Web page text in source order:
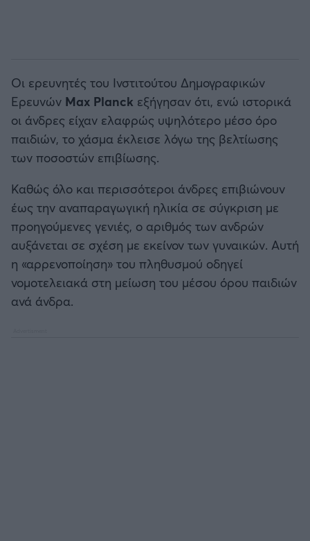
Οι ερευνητές του Ινστιτούτου Δημογραφικών
Ερευνών Max Planck εξήγησαν ότι, ενώ ιστορικά
οι άνδρες είχαν ελαφρώς υψηλότερο μέσο όρο
παιδιών, το χάσμα έκλεισε λόγω της βελτίωσης
των ποσοστών επιβίωσης.
Καθώς όλο και περισσότεροι άνδρες επιβιώνουν
έως την αναπαραγωγική ηλικία σε σύγκριση με
προηγούμενες γενιές, ο αριθμός των ανδρών
αυξάνεται σε σχέση με εκείνον των γυναικών. Αυτή
η «αρρενοποίηση» του πληθυσμού οδηγεί
νομοτελειακά στη μείωση του μέσου όρου παιδιών
ανά άνδρα.